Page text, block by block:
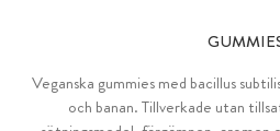
Veganska gummies med bacillus
och banan. Tillverkade utan